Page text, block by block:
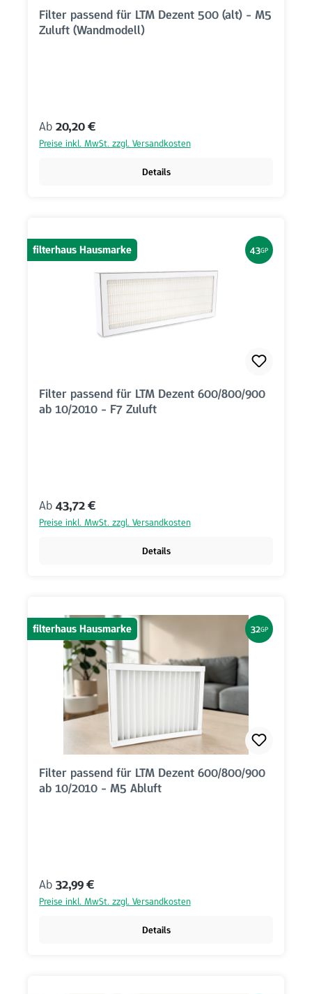
Filter passend für LTM Dezent 500 (alt) - M5
Zuluft (Wandmodell)
Regulärer Preis:
Ab 20,20 €
Preise inkl. MwSt. zzgl. Versandkosten
Details
filterhaus Hausmarke 43GP
Filter passend für LTM Dezent 600/800/900
ab 10/2010 - F7 Zuluft
Regulärer Preis:
Ab 43,72 €
Preise inkl. MwSt. zzgl. Versandkosten
Details
filterhaus Hausmarke 32GP
Filter passend für LTM Dezent 600/800/900
ab 10/2010 - M5 Abluft
Regulärer Preis:
Ab 32,99 €
Preise inkl. MwSt. zzgl. Versandkosten
Details